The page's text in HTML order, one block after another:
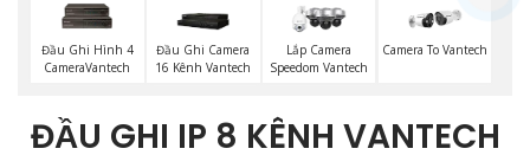
Đầu Ghi Hình 4
CameraVantech
Đầu Ghi Camera
16 Kênh Vantech
Lắp Camera
Speedom Vantech
Camera To Vantech
ĐẦU GHI IP 8 KÊNH VANTECH